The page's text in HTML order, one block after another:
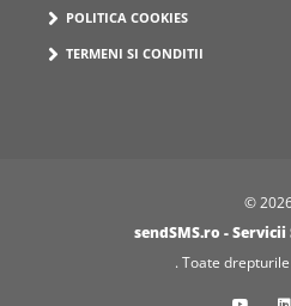
POLITICA COOKIES
TERMENI SI CONDITII
©
sendSMS.ro -
. Toate